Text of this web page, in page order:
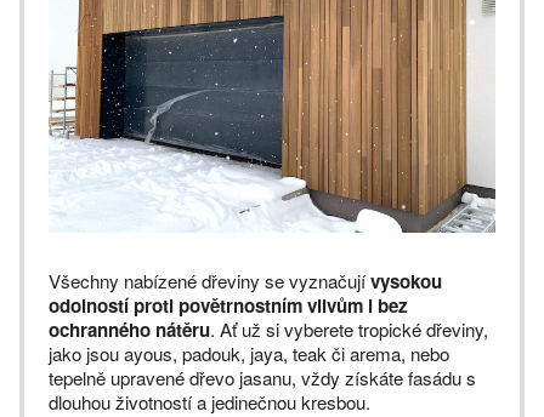
Všechny nabízené dřeviny se vyznačujívysokou
odolností proti povětrnostním vlivům i bez
ochranného nátěru. Ať už si vyberete tropické dřeviny,
jako jsou ayous, padouk, jaya, teak či arema, nebo
tepelně upravené dřevo jasanu, vždy získáte fasádu s
dlouhou životností a jedinečnou kresbou.